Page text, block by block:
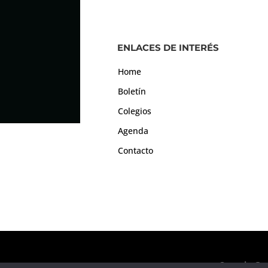
ENLACES DE INTERÉS
Home
Boletín
Colegios
Agenda
Contacto
Consejo